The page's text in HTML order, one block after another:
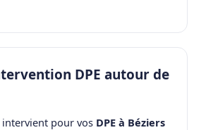
DPE autour de
pour vos DPE à Béziers